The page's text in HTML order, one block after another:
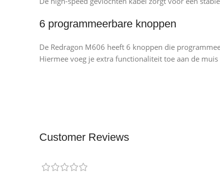
6 programmeerbare knoppen
De Redragon M606 heeft 6 knoppen die
Hiermee voeg je extra functionaliteit toe aan de
Customer Reviews